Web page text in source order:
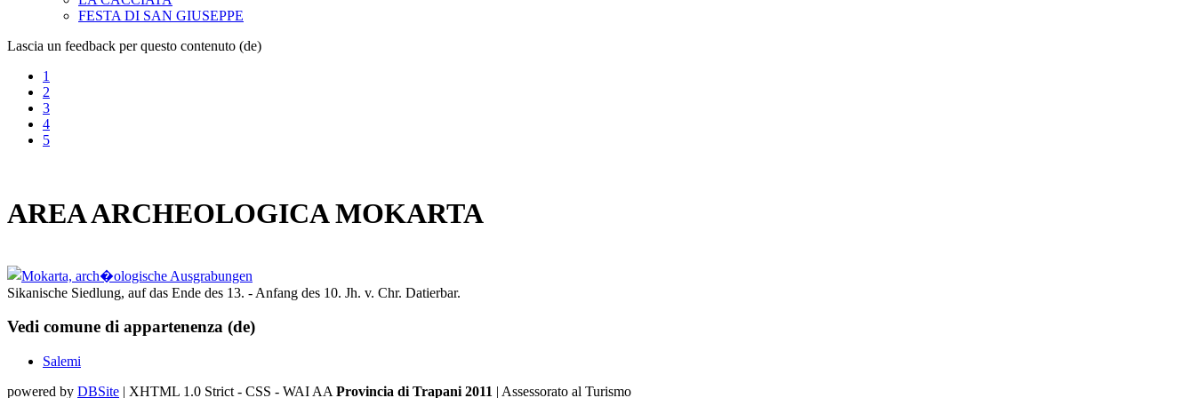
FESTA DI SAN GIUSEPPE
Lascia un feedback per questo contenuto (de)
1
2
3
4
5
AREA ARCHEOLOGICA MOKARTA
Sikanische Siedlung, auf das Ende des 13. - Anfang des 10. Jh. v. Chr. Datierbar.
Vedi comune di appartenenza (de)
Salemi
powered by DBSite | XHTML 1.0 Strict - CSS - WAI AA Provincia di Trapani 2011 | Assessorato al Turismo